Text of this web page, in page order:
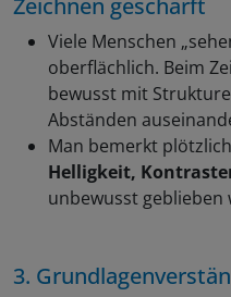
Viele Menschen
oberflächlich. Beim
bewusst mit
Abständen
Man bemerkt plötzlich
Helligkeit,
unbewusst geblieben
3.